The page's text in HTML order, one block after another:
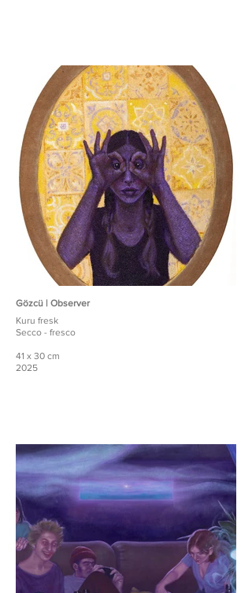
Gözcü | Observer
Kuru fresk
Secco - fresco
41 x 30 cm
2025